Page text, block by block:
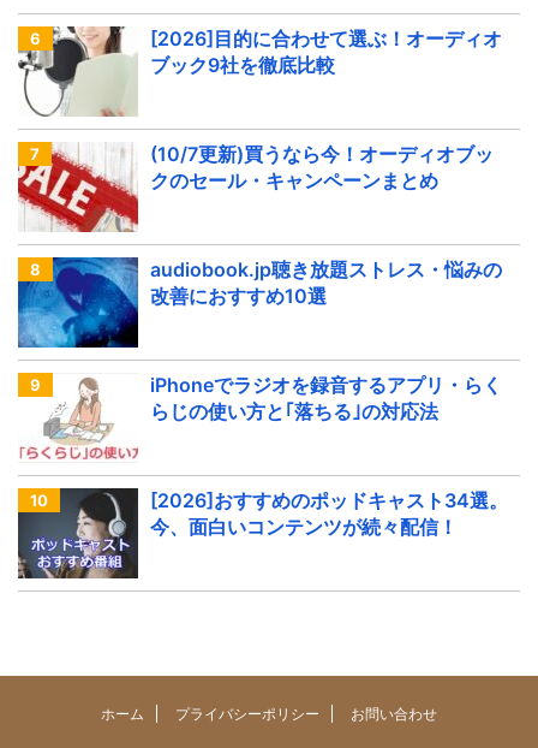
[2026]目的に合わせて選ぶ！オーディオ
ブック9社を徹底比較
(10/7更新)買うなら今！オーディオブッ
クのセール・キャンペーンまとめ
audiobook.jp聴き放題ストレス・悩みの
改善におすすめ10選
iPhoneでラジオを録音するアプリ・らく
らじの使い方と｢落ちる｣の対応法
[2026]おすすめのポッドキャスト34選。
今、面白いコンテンツが続々配信！
ホーム プライバシーポリシー お問い合わせ